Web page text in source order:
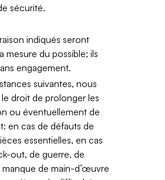
sécurité.
indiqués seront
mesure du possible; ils
engagement.
suivantes, nous
droit de prolonger les
ou éventuellement de
en cas de défauts de
essentielles, en cas
out, de guerre, de
de main-d’œuvre